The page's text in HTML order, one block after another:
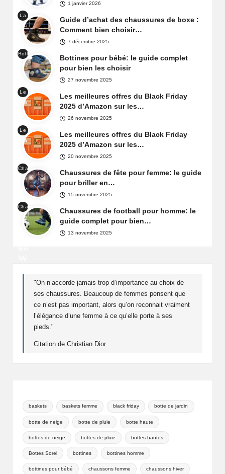
niva
el
196
1 janvier 2026
La
cha
uss
de
box
Guide d’achat des chaussures de boxe :
Comment bien choisir…
7 décembre 2025
Bott
ines
pou
béb
é
Bottines pour bébé: le guide complet
pour bien les choisir
27 novembre 2025
Le
Bla
ck
ay
d'A
maz
Fra
nce
Les meilleures offres du Black Friday
2025 d’Amazon sur les…
26 novembre 2025
Le
Bla
ck
ay
d'A
maz
Fra
nce
Les meilleures offres du Black Friday
2025 d’Amazon sur les…
20 novembre 2025
Cha
uss
ure
de
fête
pou
Chaussures de fête pour femme: le guide
pour briller en…
15 novembre 2025
Cha
uss
ure
Chaussures de football pour homme: le
guide complet pour bien…
13 novembre 2025
"On n’accorde jamais trop d’importance au choix de
ses chaussures. Beaucoup de femmes pensent que
ce n’est pas important, alors qu’on reconnait vraiment
l’élégance d’une femme à ce qu’elle porte à ses
pieds."
Citation de Christian Dior
baskets baskets femme black friday botte de jardin
botte de neige botte de pluie botte haute
bottes de neige bottes de pluie bottes hautes
Bottes Sorel bottines bottines homme
bottines pour bébé chaussons femme chaussons hiver